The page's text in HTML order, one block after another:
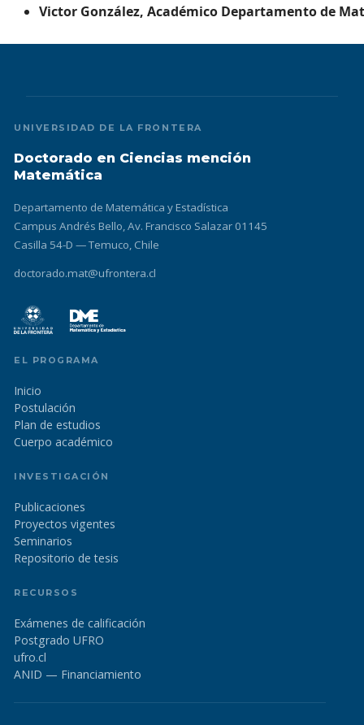
Victor González, Académico Departamento de
UNIVERSIDAD DE LA FRONTERA
Doctorado en Ciencias mención
Matemática
Departamento de Matemática y Estadística
Campus Andrés Bello, Av. Francisco Salazar 01145
Casilla 54-D — Temuco, Chile
doctorado.mat@ufrontera.cl
EL PROGRAMA
Inicio
Postulación
Plan de estudios
Cuerpo académico
INVESTIGACIÓN
Publicaciones
Proyectos vigentes
Seminarios
Repositorio de tesis
RECURSOS
Exámenes de calificación
Postgrado UFRO
ufro.cl
ANID — Financiamiento